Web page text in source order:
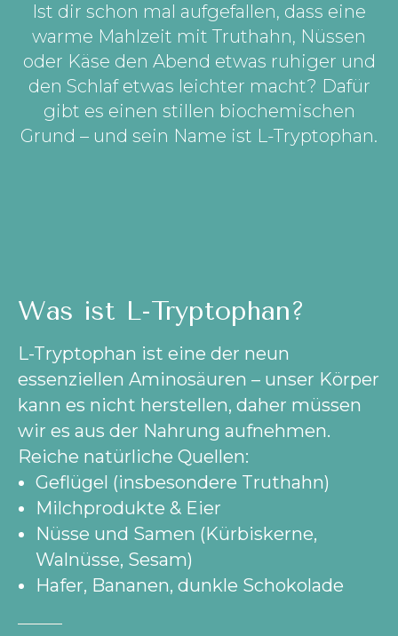
Ist dir schon mal aufgefallen, dass eine
warme Mahlzeit mit Truthahn, Nüssen
oder Käse den Abend etwas ruhiger und
den Schlaf etwas leichter macht? Dafür
gibt es einen stillen biochemischen
Grund – und sein Name ist L-Tryptophan.
Was ist L-Tryptophan?
L-Tryptophan ist eine der neun
essenziellen Aminosäuren – unser Körper
kann es nicht herstellen, daher müssen
wir es aus der Nahrung aufnehmen.
Reiche natürliche Quellen:
Geflügel (insbesondere Truthahn)
Milchprodukte & Eier
Nüsse und Samen (Kürbiskerne,
Walnüsse, Sesam)
Hafer, Bananen, dunkle Schokolade